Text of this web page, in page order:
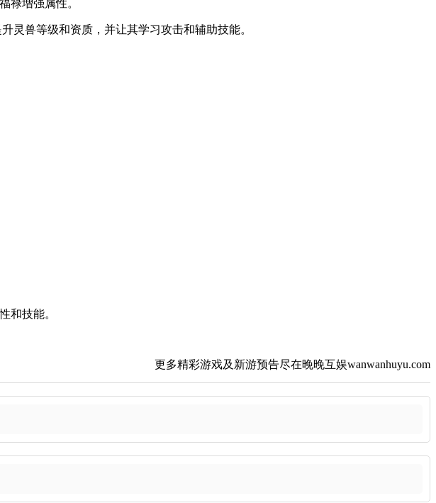
禄增强属性。
灵兽等级和资质，并让其学习攻击和辅助技能。
和技能。
更多精彩游戏及新游预告尽在晚晚互娱wanwanhuyu.com